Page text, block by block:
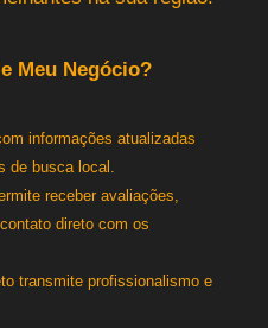
Meu Negócio?
informações atualizadas
de busca local.
receber avaliações,
direto com os
transmite profissionalismo e